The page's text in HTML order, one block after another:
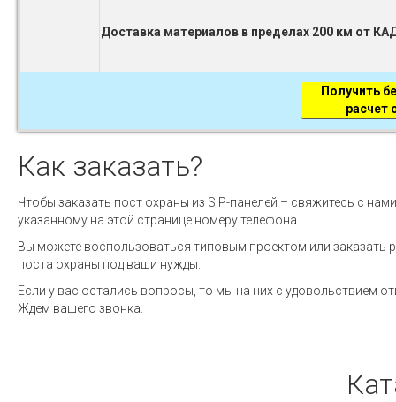
Доставка материалов в пределах 200 км от
Получить
расчет
Как заказать?
Чтобы заказать пост охраны из SIP-панелей – свяжитесь с
указанному на этой странице номеру телефона.
Вы можете воспользоваться типовым проектом или заказать
поста охраны под ваши нужды.
Если у вас остались вопросы, то мы на них с удовольствием
Ждем вашего звонка.